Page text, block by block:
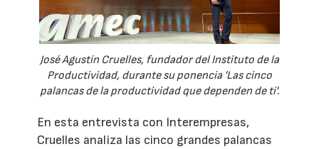
José Agustín Cruelles, fundador del Instituto de la
Productividad, durante su ponencia 'Las cinco
palancas de la productividad que dependen de ti'.
En esta entrevista con Interempresas,
Cruelles analiza las cinco grandes palancas